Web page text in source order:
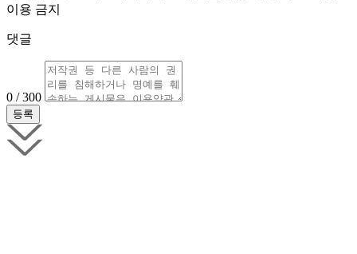
이용 금지
댓글
0 / 300